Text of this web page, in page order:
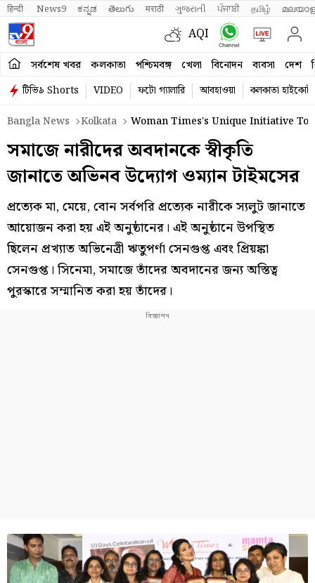
हिन्दी News9 ಕನ್ನಡ తెలుగు मराठी ગુજરાતી ਪੰਜਾਬੀ தமிழ்
AQI
সর্বশেষ খবর কলকাতা পশ্চিমবঙ্গ খেলা বিনোদন ব্যবসা দেশ
টিভি৯ Shorts VIDEO ফটো গ্যালারি আবহাওয়া
কলকাতা হাইকোর্ট
Bangla News
Kolkata Woman Times's Unique Initiative To
সমাজে নারীদের অবদানকে স্বীকৃতি
জানাতে অভিনব উদ্যোগ ওম্যান টাইমসের
প্রত্যেক মা, মেয়ে, বোন সর্বপরি প্রত্যেক নারীকে স্যলুট জানাতে
আয়োজন করা হয় এই অনুষ্ঠানের। এই অনুষ্ঠানে উপস্থিত
ছিলেন প্রখ্যাত অভিনেত্রী ঋতুপর্ণা সেনগুপ্ত এবং প্রিয়ঙ্কা
সেনগুপ্ত। সিনেমা, সমাজে তাঁদের অবদানের জন্য অস্তিত্ব
পুরস্কারে সম্মানিত করা হয় তাঁদের।